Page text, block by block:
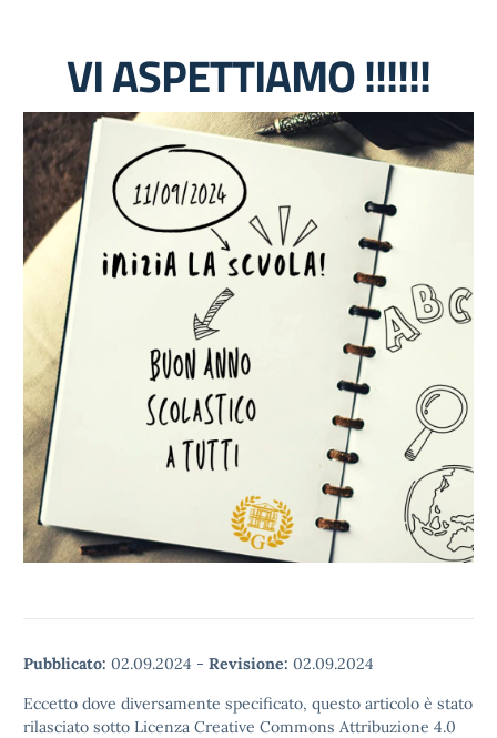
VI ASPETTIAMO !!!!!!
Pubblicato: 02.09.2024 - Revisione: 02.09.2024
Eccetto dove diversamente specificato, questo articolo è stato
rilasciato sotto Licenza Creative Commons Attribuzione 4.0